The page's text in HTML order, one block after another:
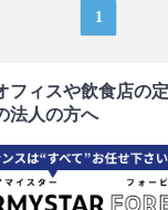
1
フィスや飲食店の
法人の方へ